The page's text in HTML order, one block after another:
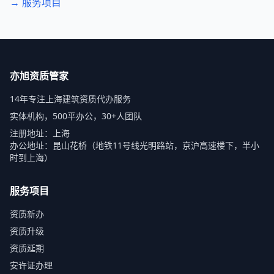
亦旭资质管家
14年专注上海建筑资质代办服务
实体机构，500平办公，30+人团队
注册地址：上海
办公地址：昆山花桥（地铁11号线光明路站，京沪高速楼下，半小
时到上海）
服务项目
资质新办
资质升级
资质延期
安许证办理